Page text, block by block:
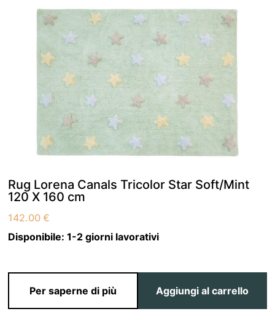
Rug Lorena Canals Tricolor Star Soft/Mint
120 X 160 cm
142.00€
Disponibile:1-2 giorni lavorativi
Per saperne di più Aggiungi al carrello